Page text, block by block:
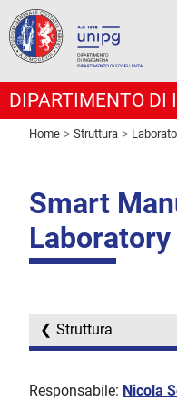
DIPARTIMENTO DI
Home Struttura
Smart
Laboratory
Struttura
Responsabile: Nicola